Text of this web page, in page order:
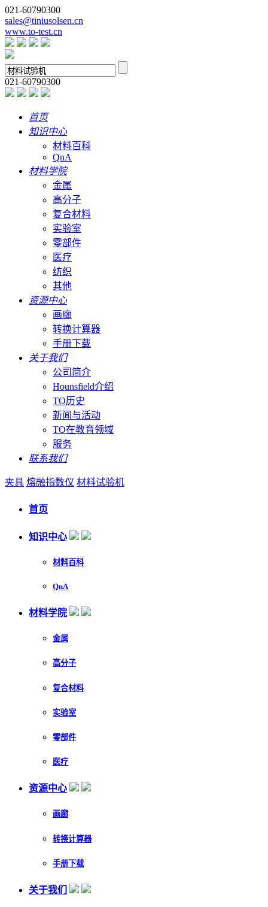
021-60790300
sales@tiniusolsen.cn
www.to-test.cn
021-60790300
首页
知识中心
材料百科
QnA
材料学院
金属
高分子
复合材料
实验室
零部件
医疗
纺织
其他
资源中心
画廊
转换计算器
手册下载
关于我们
公司简介
Hounsfield介绍
TO历史
新闻与活动
TO在教育领域
服务
联系我们
夹具 熔融指数仪 材料试验机
首页
知识中心
材料百科
QnA
材料学院
金属
高分子
复合材料
实验室
零部件
医疗
资源中心
画廊
转换计算器
手册下载
关于我们